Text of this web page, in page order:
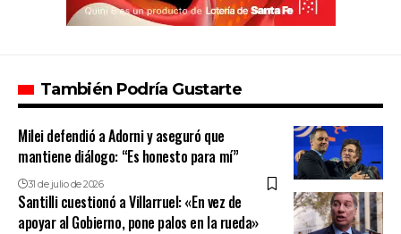
También Podría Gustarte
Milei defendió a Adorni y aseguró que
mantiene diálogo: “Es honesto para mí”
31 de julio de 2026
Santilli cuestionó a Villarruel: «En vez de
apoyar al Gobierno, pone palos en la rueda»